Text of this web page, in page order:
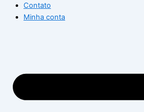
Contato
Minha conta